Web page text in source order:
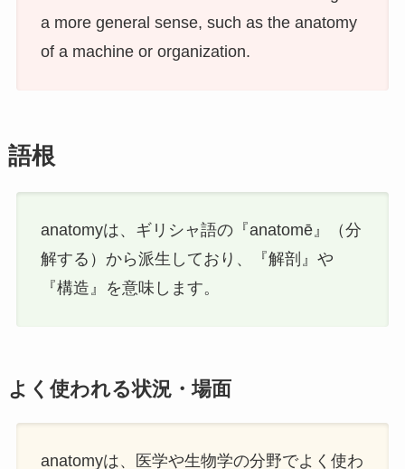
a more general sense, such as the anatomy
of a machine or organization.
語根
anatomyは、ギリシャ語の『anatomē』（分
解する）から派生しており、『解剖』や
『構造』を意味します。
よく使われる状況・場面
anatomyは、医学や生物学の分野でよく使わ